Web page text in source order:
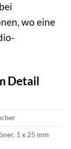
wo eine
Detail
1 x 25 mm